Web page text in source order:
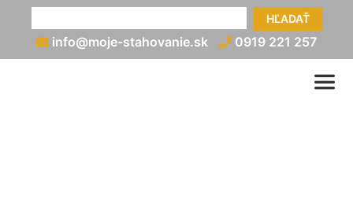
HĽADAŤ
info@moje-stahovanie.sk 0919 221 257